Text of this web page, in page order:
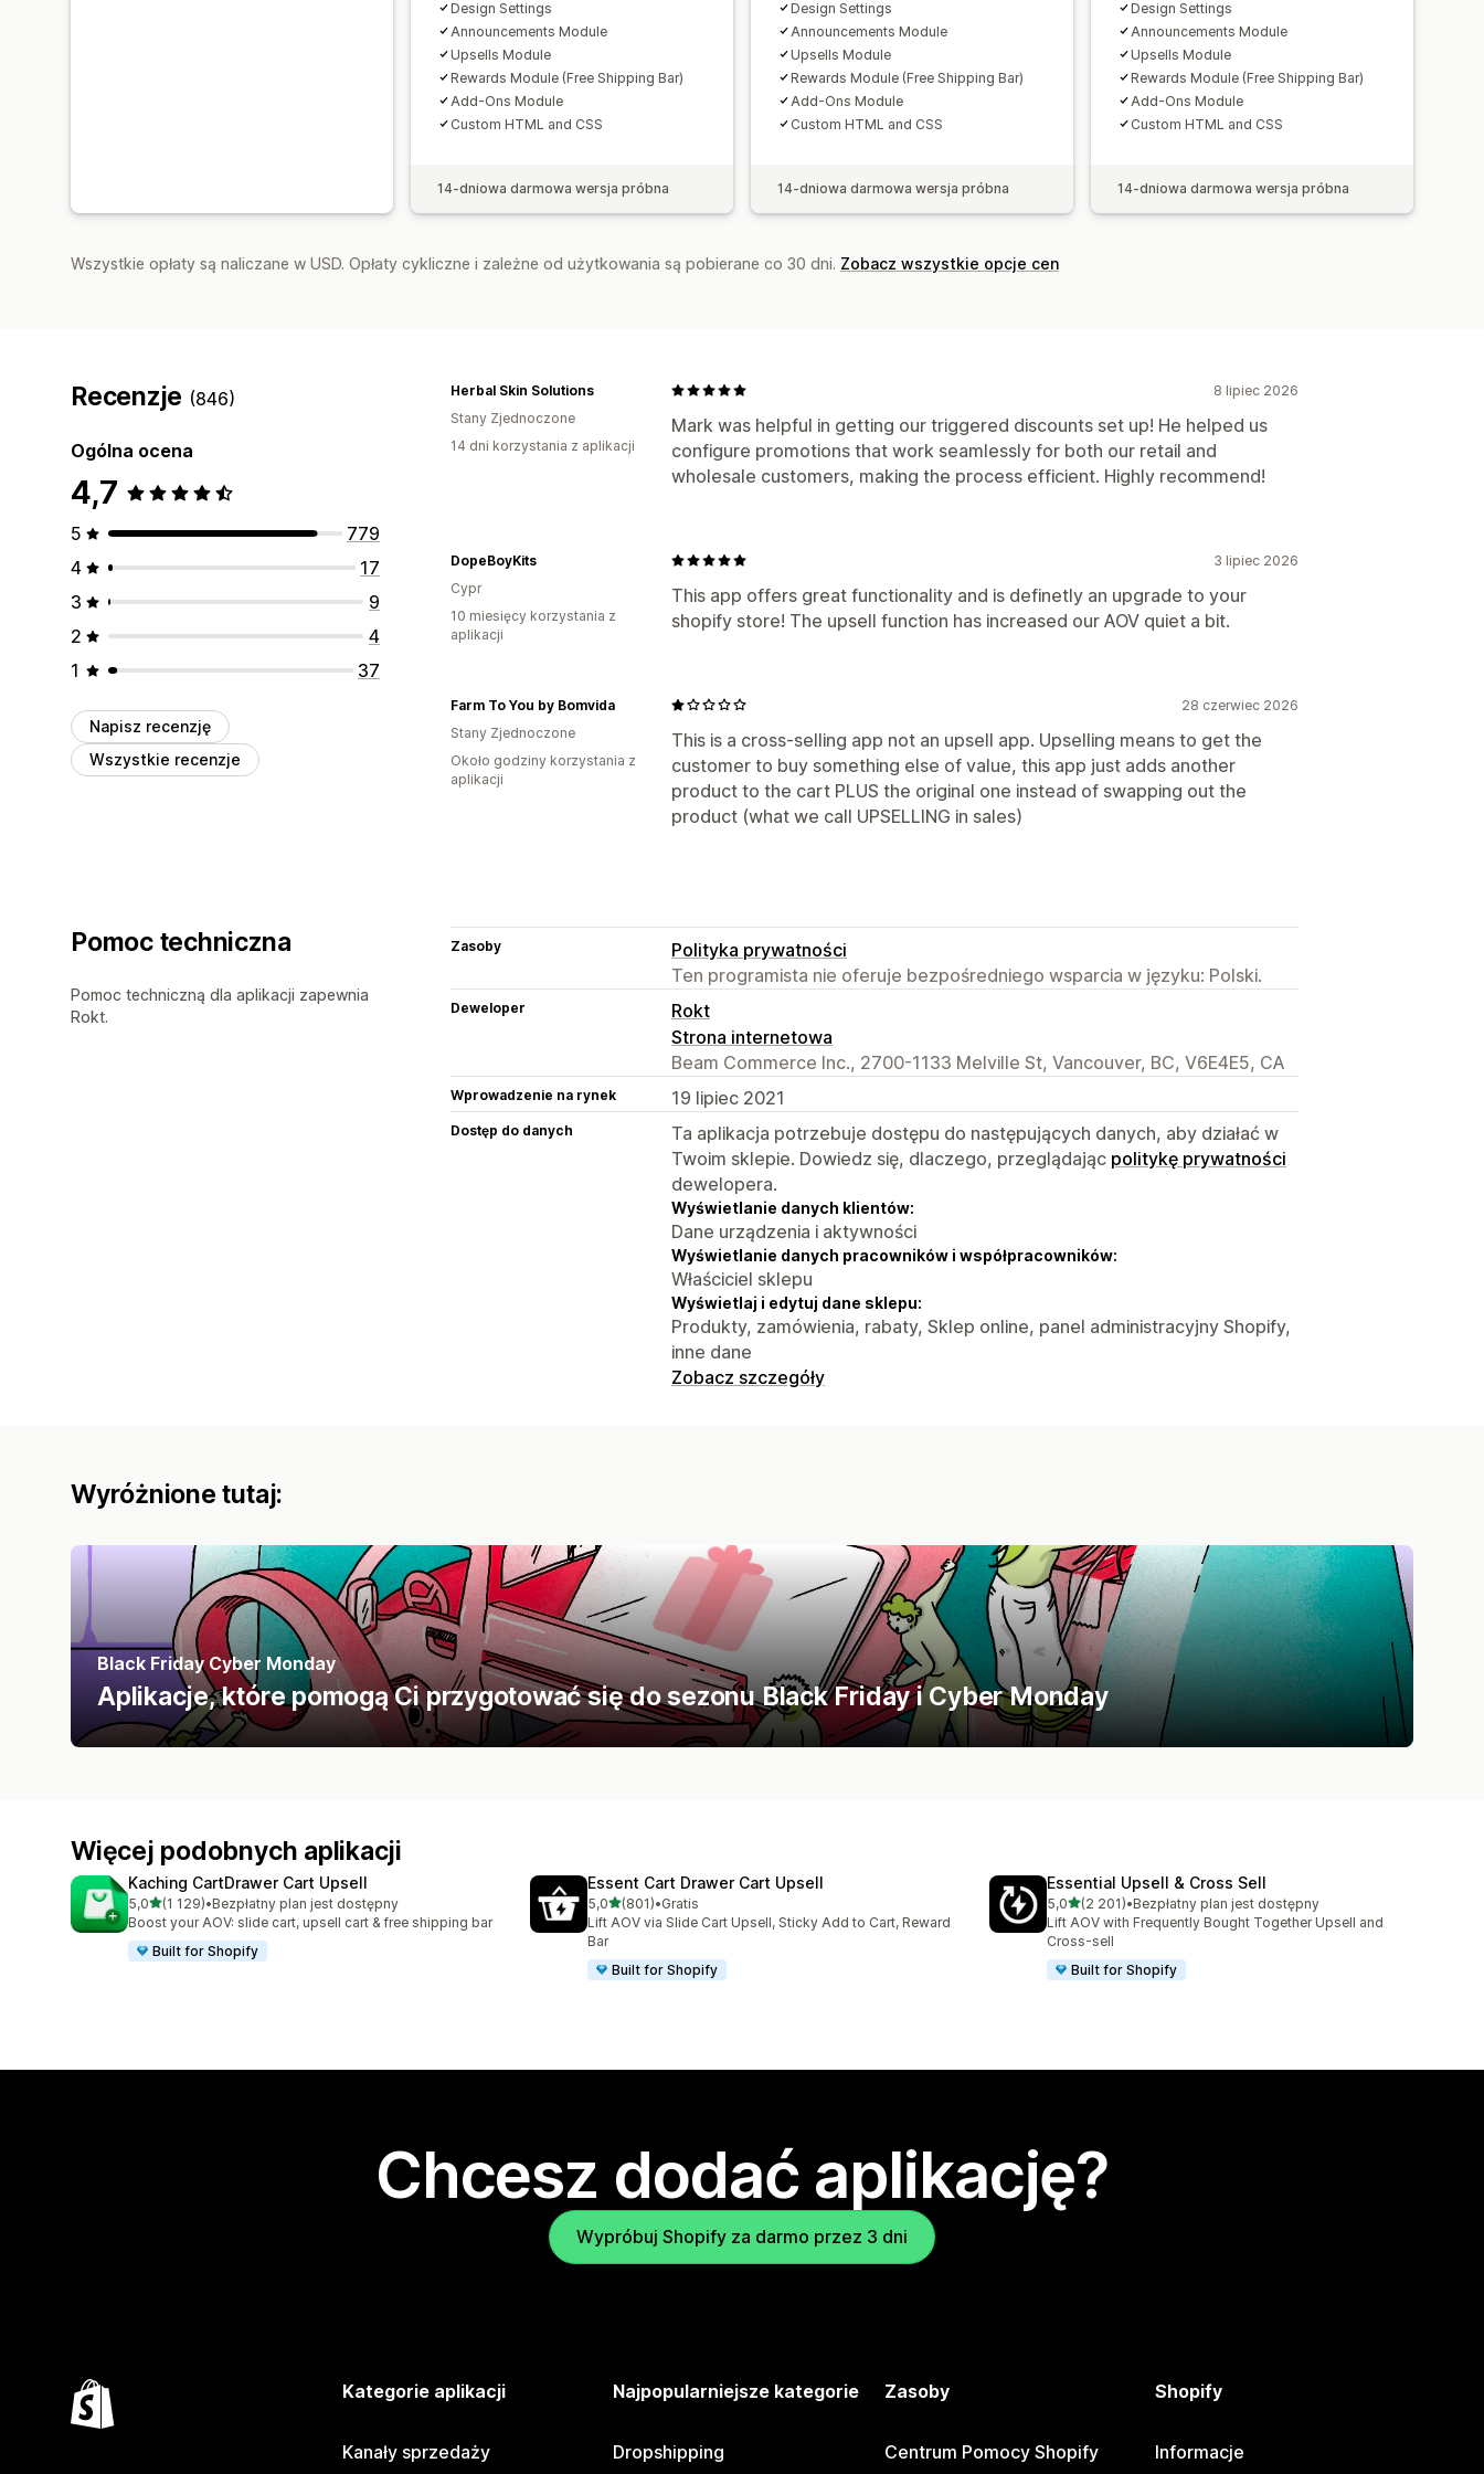
Współczynniki klikalności
Współczynniki konwersji
Sugestie optymalizacji
Design Settings
Announcements Module
Upsells Module
Rewards Module (Free Shipping Bar)
Add-Ons Module
Custom HTML and CSS
14-dniowa darmowa wersja próbna
Design Settings
Announcements Module
Upsells Module
Rewards Module (Free Shipping Bar)
Add-Ons Module
Custom HTML and CSS
14-dniowa darmowa wersja próbna
Design Settings
Announcements Module
Upsells Module
Rewards Module (Free Shipping Bar)
Add-Ons Module
Custom HTML and CSS
14-dniowa darmowa wersja próbna
Wszystkie opłaty są naliczane w USD. Opłaty cykliczne i zależne od użytkowania są pobierane co 30 dni. Zobacz wszystkie opcje cen
Recenzje (846)
Ogólna ocena
4,7
5
779
4
17
3
9
2
4
1
37
Napisz recenzję
Wszystkie recenzje
8 lipiec 2026
Mark was helpful in getting our triggered discounts set up! He helped us
configure promotions that work seamlessly for both our retail and
wholesale customers, making the process efficient. Highly recommend!
Herbal Skin Solutions
Stany Zjednoczone
14 dni korzystania z aplikacji
3 lipiec 2026
This app offers great functionality and is definetly an upgrade to your
shopify store! The upsell function has increased our AOV quiet a bit.
DopeBoyKits
Cypr
10 miesięcy korzystania z
aplikacji
28 czerwiec 2026
This is a cross-selling app not an upsell app. Upselling means to get the
customer to buy something else of value, this app just adds another
product to the cart PLUS the original one instead of swapping out the
product (what we call UPSELLING in sales)
Farm To You by Bomvida
Stany Zjednoczone
Około godziny korzystania z
aplikacji
Pomoc techniczna
Pomoc techniczną dla aplikacji zapewnia
Rokt.
Zasoby
Polityka prywatności
Ten programista nie oferuje bezpośredniego wsparcia w języku: Polski.
Deweloper
Rokt
Strona internetowa
Beam Commerce Inc., 2700-1133 Melville St, Vancouver, BC, V6E4E5, CA
Wprowadzenie na rynek 19 lipiec 2021
Dostęp do danych
Ta aplikacja potrzebuje dostępu do następujących danych, aby działać w
Twoim sklepie. Dowiedz się, dlaczego, przeglądając politykę prywatności
dewelopera.
Wyświetlanie danych klientów:
Dane urządzenia i aktywności
Wyświetlanie danych pracowników i współpracowników:
Właściciel sklepu
Wyświetlaj i edytuj dane sklepu:
Produkty, zamówienia, rabaty, Sklep online, panel administracyjny Shopify,
inne dane
Zobacz szczegóły
Wyróżnione tutaj:
Black Friday Cyber Monday
Aplikacje, które pomogą Ci przygotować się do sezonu Black Friday i Cyber Monday
Więcej podobnych aplikacji
Kaching CartDrawer Cart Upsell
5,0na 5 gwiazdek
(1 129)
Łączna liczba recenzji: 1129
•Bezpłatny plan jest dostępny
Boost your AOV: slide cart, upsell cart & free shipping bar
Built for Shopify
Essent Cart Drawer Cart Upsell
5,0na 5 gwiazdek
(801)
Łączna liczba recenzji: 801
•Gratis
Lift AOV via Slide Cart Upsell, Sticky Add to Cart, Reward
Bar
Built for Shopify
Essential Upsell & Cross Sell
5,0na 5 gwiazdek
(2 201)
Łączna liczba recenzji: 2201
•Bezpłatny plan jest dostępny
Lift AOV with Frequently Bought Together Upsell and
Cross-sell
Built for Shopify
Chcesz dodać aplikację?
Wypróbuj Shopify za darmo przez 3 dni
Kategorie aplikacji
Kanały sprzedaży
Najpopularniejsze kategorie
Dropshipping
Zasoby
Centrum Pomocy Shopify
Shopify
Informacje